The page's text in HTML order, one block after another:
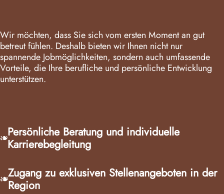
Wir möchten, dass Sie sich vom ersten Moment an gut
betreut fühlen. Deshalb bieten wir Ihnen nicht nur
spannende Jobmöglichkeiten, sondern auch umfassende
Vorteile, die Ihre berufliche und persönliche Entwicklung
unterstützen.
Persönliche Beratung und individuelle
Karrierebegleitung
Zugang zu exklusiven Stellenangeboten in der
Region